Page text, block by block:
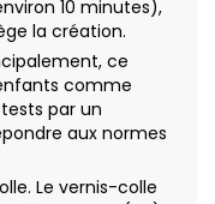
10 minutes),
la création.
ce
comme
par un
aux normes
Le vernis-colle